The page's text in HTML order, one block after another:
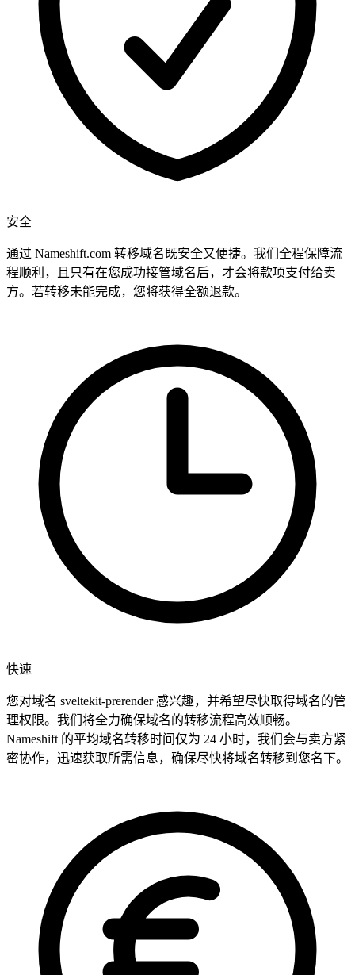
安全
通过 Nameshift.com 转移域名既安全又便捷。我们全程保障流
程顺利，且只有在您成功接管域名后，才会将款项支付给卖
方。若转移未能完成，您将获得全额退款。
快速
您对域名 sveltekit-prerender 感兴趣，并希望尽快取得域名的管
理权限。我们将全力确保域名的转移流程高效顺畅。
Nameshift 的平均域名转移时间仅为 24 小时，我们会与卖方紧
密协作，迅速获取所需信息，确保尽快将域名转移到您名下。